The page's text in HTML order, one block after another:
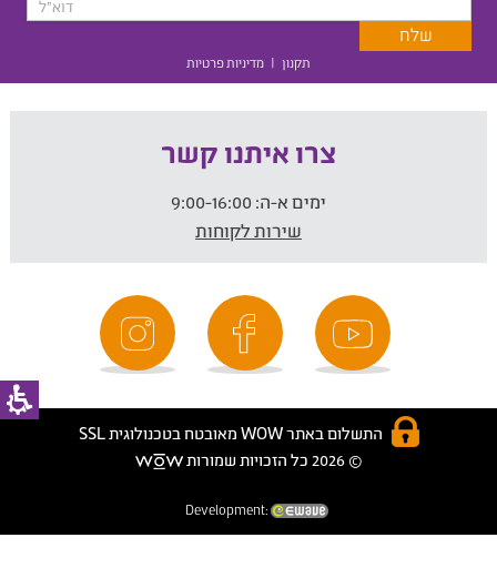
תקנון | מדיניות פרטיות
צרו איתנו קשר
ימים א-ה:
שירות לקוחות
התשלום באתר WOW מאובטח בטכנולוגית SSL
© 2026 כל הזכויות שמורות
Development: